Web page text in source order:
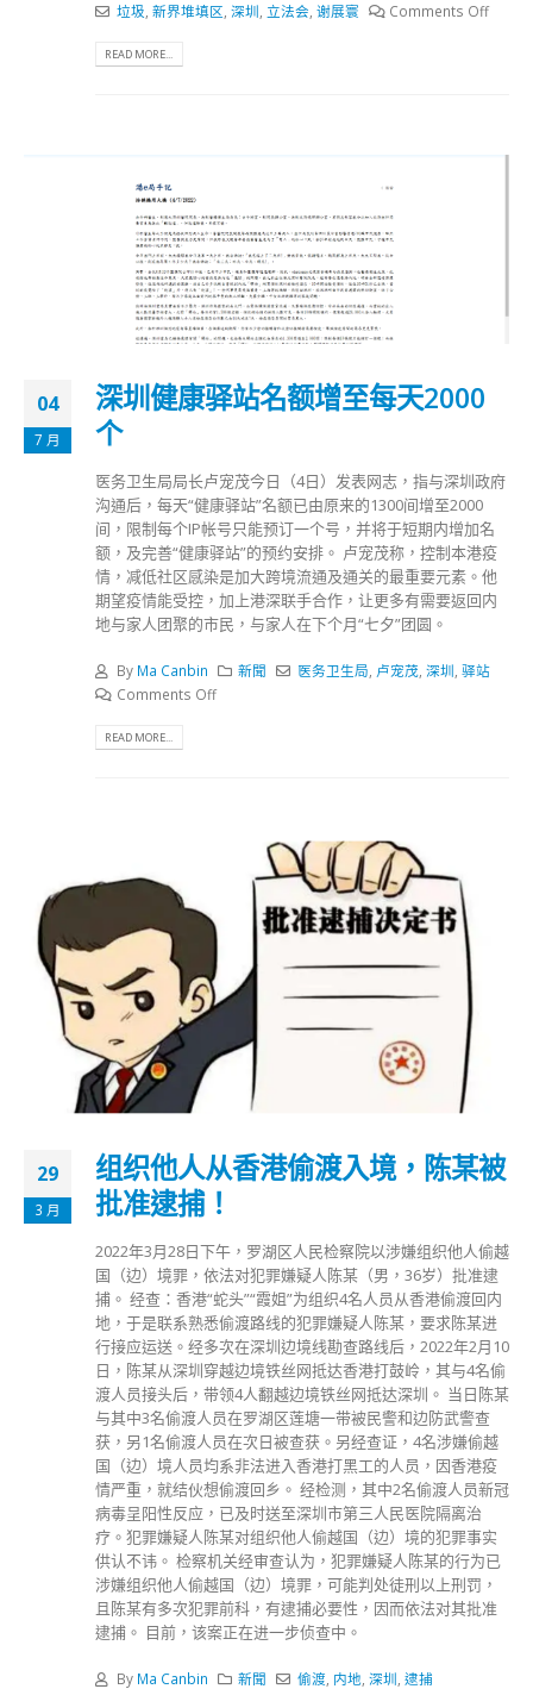
垃圾 新界堆填区 深圳 立法会 谢展寰 Comments Off
READ MORE...
04
7 月
深圳健康驿站名额增至每天2000
个
医务卫生局局长卢宠茂今日（4日）发表网志，指与深圳政府
沟通后，每天“健康驿站”名额已由原来的1300间增至2000
间，限制每个IP帐号只能预订一个号，并将于短期内增加名
额，及完善“健康驿站”的预约安排。 卢宠茂称，控制本港疫
情，减低社区感染是加大跨境流通及通关的最重要元素。他
期望疫情能受控，加上港深联手合作，让更多有需要返回内
地与家人团聚的市民，与家人在下个月“七夕”团圆。
By Ma Canbin 新聞 医务卫生局 卢宠茂 ,深圳 ,驿站
Comments Off
READ MORE...
29
3 月
组织他人从香港偷渡入境，陈某被
批准逮捕！
2022年3月28日下午，罗湖区人民检察院以涉嫌组织他人偷越
国（边）境罪，依法对犯罪嫌疑人陈某（男，36岁）批准逮
捕。 经查：香港“蛇头”“霞姐”为组织4名人员从香港偷渡回内
地，于是联系熟悉偷渡路线的犯罪嫌疑人陈某，要求陈某进
行接应运送。经多次在深圳边境线勘查路线后，2022年2月10
日，陈某从深圳穿越边境铁丝网抵达香港打鼓岭，其与4名偷
渡人员接头后，带领4人翻越边境铁丝网抵达深圳。 当日陈某
与其中3名偷渡人员在罗湖区莲塘一带被民警和边防武警查
获，另1名偷渡人员在次日被查获。另经查证，4名涉嫌偷越
国（边）境人员均系非法进入香港打黑工的人员，因香港疫
情严重，就结伙想偷渡回乡。 经检测，其中2名偷渡人员新冠
病毒呈阳性反应，已及时送至深圳市第三人民医院隔离治
疗。犯罪嫌疑人陈某对组织他人偷越国（边）境的犯罪事实
供认不讳。 检察机关经审查认为，犯罪嫌疑人陈某的行为已
涉嫌组织他人偷越国（边）境罪，可能判处徒刑以上刑罚，
且陈某有多次犯罪前科，有逮捕必要性，因而依法对其批准
逮捕。 目前，该案正在进一步侦查中。
By Ma Canbin 新聞 偷渡 内地 ,深圳 ,逮捕